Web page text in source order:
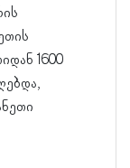
1600